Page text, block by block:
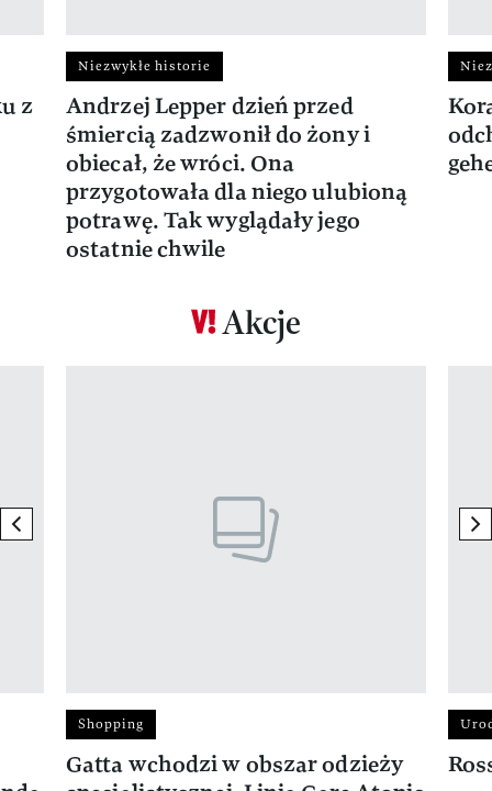
z
Niezwykłe historie
Andrzej Lepper dzień przed
śmiercią zadzwonił do żony i
obiecał, że wróci. Ona
przygotowała dla niego ulubioną
potrawę. Tak wyglądały jego
ostatnie chwile
Akcje
previous element
Shopping
Gatta wchodzi w obszar odzieży